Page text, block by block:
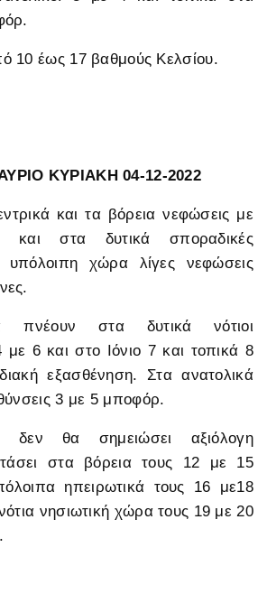
10 έως 17 βαθμούς Κελσίου.
ΚΥΡΙΑΚΗ 04-12-2022
και τα βόρεια νεφώσεις με
και στα δυτικά σποραδικές
υπόλοιπη χώρα λίγες νεφώσεις
στα δυτικά νότιοι
με 6 και στο Ιόνιο 7 και τοπικά 8
εξασθένηση. Στα ανατολικά
3 με 5 μποφόρ.
δεν θα σημειώσει αξιόλογη
στα βόρεια τους 12 με 15
ηπειρωτικά τους 16 με18
νησιωτική χώρα τους 19 με 20